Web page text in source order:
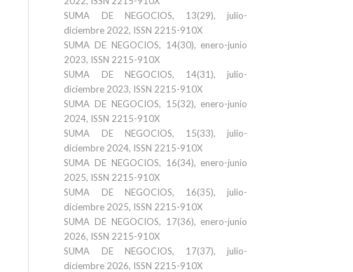
SUMA DE NEGOCIOS, 13(29), julio-
diciembre 2022, ISSN 2215-910X
SUMA DE NEGOCIOS, 14(30), enero-junio
2023, ISSN 2215-910X
SUMA DE NEGOCIOS, 14(31), julio-
diciembre 2023, ISSN 2215-910X
SUMA DE NEGOCIOS, 15(32), enero-junio
2024, ISSN 2215-910X
SUMA DE NEGOCIOS, 15(33), julio-
diciembre 2024, ISSN 2215-910X
SUMA DE NEGOCIOS, 16(34), enero-junio
2025, ISSN 2215-910X
SUMA DE NEGOCIOS, 16(35), julio-
diciembre 2025, ISSN 2215-910X
SUMA DE NEGOCIOS, 17(36), enero-junio
2026, ISSN 2215-910X
SUMA DE NEGOCIOS, 17(37), julio-
diciembre 2026, ISSN 2215-910X